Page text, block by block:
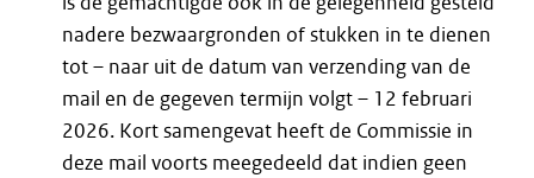
nadere bezwaargronden of stukken in te dienen
tot – naar uit de datum van verzending van de
mail en de gegeven termijn volgt – 12 februari
2026. Kort samengevat heeft de Commissie in
deze mail voorts meegedeeld dat indien geen